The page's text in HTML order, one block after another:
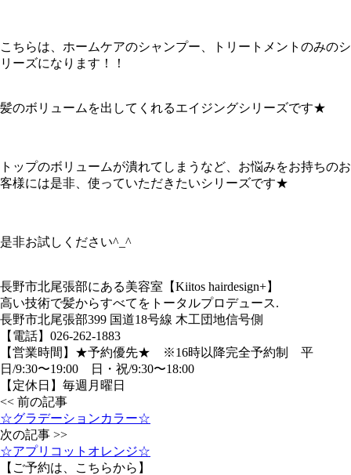
こちらは、ホームケアのシャンプー、トリートメントのみのシ
リーズになります！！
髪のボリュームを出してくれるエイジングシリーズです★
トップのボリュームが潰れてしまうなど、お悩みをお持ちのお
客様には是非、使っていただきたいシリーズです★
是非お試しください^_^
長野市北尾張部にある美容室【Kiitos hairdesign+】
高い技術で髪からすべてをトータルプロデュース.
長野市北尾張部399 国道18号線 木工団地信号側
【電話】026-262-1883
【営業時間】★予約優先★ ※16時以降完全予約制 平
日/9:30〜19:00 日・祝/9:30〜18:00
【定休日】毎週月曜日
<< 前の記事
☆グラデーションカラー☆
次の記事 >>
☆アプリコットオレンジ☆
【ご予約は、こちらから】